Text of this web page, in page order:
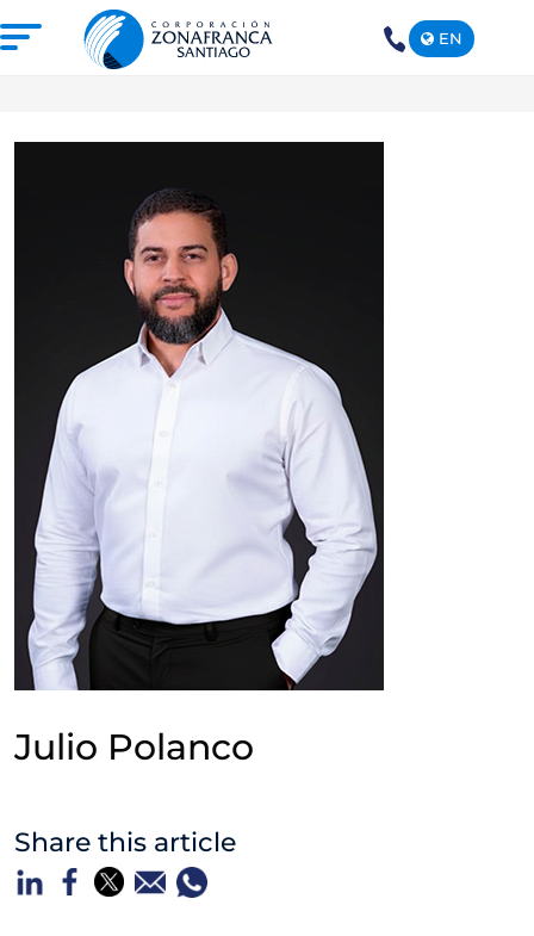
EN
NUESTRA ZONA FRANCA
REPÚBLICA DOMINICANA
SOSTENIBILIDAD
CONTACTO
SANTIAGO MECA EMPRESARIAL Y
EPICENTRO DE INVERSIÓN
Julio Polanco
Share this article